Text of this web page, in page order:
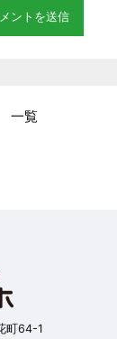
一覧
町64-1